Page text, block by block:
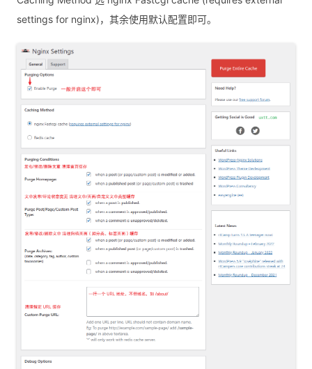
settings for nginx)，其余使用默认配置即可。